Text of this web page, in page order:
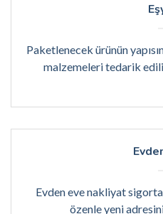
Paketlenecek ürünün
malzemeleri tedarik
Evden eve nakliyat
özenle yeni